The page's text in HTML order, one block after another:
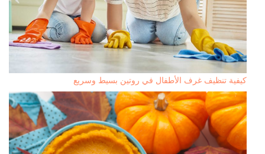
كيفية تنظيف غرف الأطفال في روتين بسيط وسريع